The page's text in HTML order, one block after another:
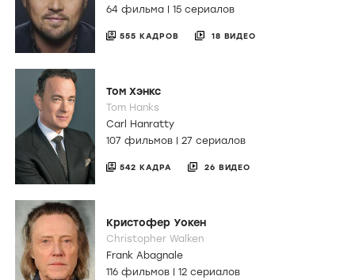
64 фильма | 15 сериалов
555 КАДРОВ 18 ВИДЕО
Том Хэнкс
Tom Hanks
Carl Hanratty
107 фильмов | 27 сериалов
542 КАДРА 26 ВИДЕО
Кристофер Уокен
Christopher Walken
Frank Abagnale
116 фильмов | 12 сериалов